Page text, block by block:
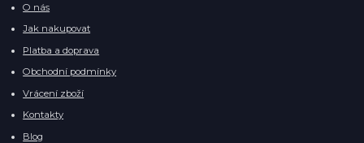
O nás
Jak nakupovat
Platba a doprava
Obchodní podmínky
Vrácení zboží
Kontakty
Blog